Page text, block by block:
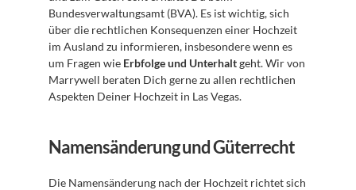
Bundesverwaltungsamt (BVA). Es ist wichtig, sich
über die rechtlichen Konsequenzen einer Hochzeit
im Ausland zu informieren, insbesondere wenn es
um Fragen wie Erbfolge und Unterhalt geht. Wir von
Marrywell beraten Dich gerne zu allen rechtlichen
Aspekten Deiner Hochzeit in Las Vegas.
Namensänderung und Güterrecht
Die Namensänderung nach der Hochzeit richtet sich